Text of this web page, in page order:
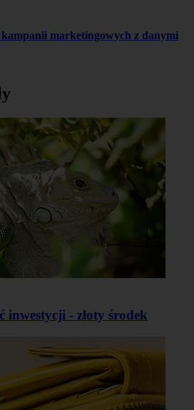
kampanii marketingowych z danymi
inwestycji - złoty środek